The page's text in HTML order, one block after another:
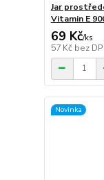
Jar
Vitamin E
69 Kč/ks
57 Kč bez
Novinka